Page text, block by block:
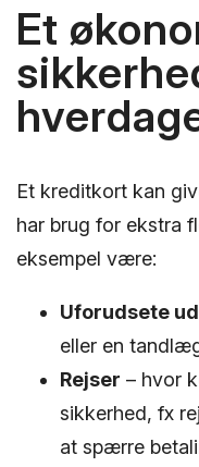
Et
Et kreditkort kan
har brug for ekstra
eksempel være:
Uforudsete
eller en
Rejser – hvor
sikkerhed, fx
at spærre